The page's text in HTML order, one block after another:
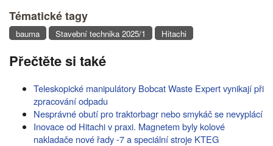
Tématické tagy
bauma Stavební technika 2025/1 Hitachi
Přečtěte si také
Teleskopické manipulátory Bobcat Waste Expert vynikají při
zpracování odpadu
Nesprávné obutí pro traktorbagr nebo smykáč se nevyplácí
Inovace od Hitachi v praxi. Magnetem byly kolové
nakladače nové řady -7 a speciální stroje KTEG